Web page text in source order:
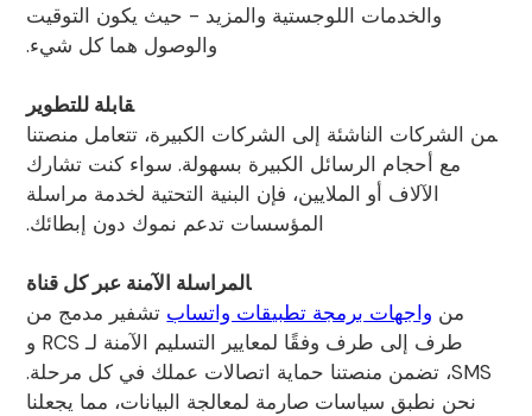
والخدمات اللوجستية والمزيد - حيث يكون التوقيت
والوصول هما كل شيء.
قابلة للتطوير
من الشركات الناشئة إلى الشركات الكبيرة، تتعامل منصتنا
مع أحجام الرسائل الكبيرة بسهولة. سواء كنت تشارك
الآلاف أو الملايين، فإن البنية التحتية لخدمة مراسلة
المؤسسات تدعم نموك دون إبطائك.
المراسلة الآمنة عبر كل قناة
من واجهات برمجة تطبيقات واتساب تشفير مدمج من
طرف إلى طرف وفقًا لمعايير التسليم الآمنة لـ RCS و
SMS، تضمن منصتنا حماية اتصالات عملك في كل مرحلة.
نحن نطبق سياسات صارمة لمعالجة البيانات، مما يجعلنا